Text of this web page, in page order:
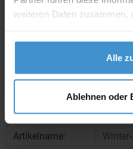
weiteren Daten zusammen,
gesammelt haben.
Alle
Ablehnen oder
Artikel ohne Werbeanbringung:
Muster
Produktinformationen zu
Artikelnummer:
Artikelname: